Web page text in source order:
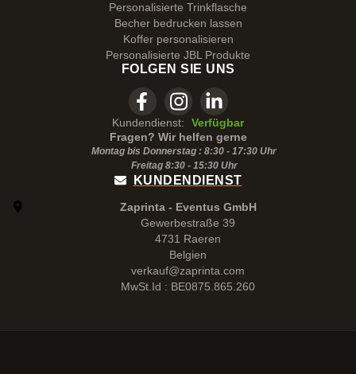
Personalisierte Trinkflasche
Becher bedrucken lassen
Koffer personalisieren
Personalisierte JBL Produkte
FOLGEN SIE UNS
Kundendienst:
Verfügbar
Fragen? Wir helfen gerne
Montag bis Donnerstag : 8:30 - 17:30 Uhr
Freitag 8:30 - 15:30Uhr
KUNDENDIENST
Zaprinta - Eventus GmbH
Gewerbestraße 39
4731 Raeren
Belgien
verkauf@zaprinta.com
MwSt.Id : BE0875.865.260